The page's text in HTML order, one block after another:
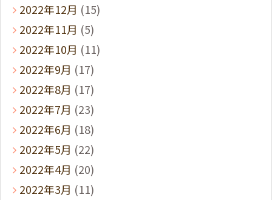
2022年12月 (15)
2022年11月 (5)
2022年10月 (11)
2022年9月 (17)
2022年8月 (17)
2022年7月 (23)
2022年6月 (18)
2022年5月 (22)
2022年4月 (20)
2022年3月 (11)